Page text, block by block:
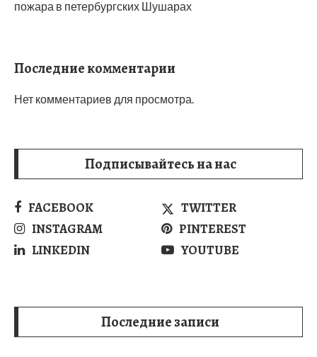
пожара в петербургских Шушарах
Последние комментарии
Нет комментариев для просмотра.
Подписывайтесь на нас
FACEBOOK
TWITTER
INSTAGRAM
PINTEREST
LINKEDIN
YOUTUBE
Последние записи